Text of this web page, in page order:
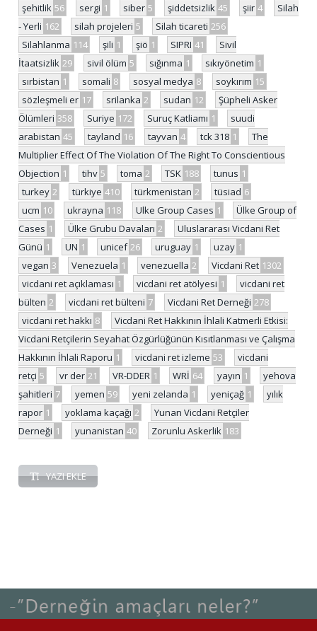
şehitlik 56 sergi 1 siber 5 şiddetsizlik 45 şiir 4
Silah
- Yerli 162 silah projeleri 5 Silah ticareti 256
Silahlanma 114 şili 1 şiö 1 SIPRI 41
Sivil
İtaatsizlik 29 sivil ölüm 5 sığınma 1 sıkıyönetim 1
sırbistan 1 somali 8 sosyal medya 8 soykırım 15
sözleşmeli er 17 srilanka 2 sudan 12
Şüpheli Asker
Ölümleri 358 Suriye 172 Suruç Katliamı 1
suudi
arabistan 45 tayland 16 tayvan 4 tck 318 1
The
Multiplier Effect Of The Violation Of The Right To Conscientious
Objection 1 tihv 5 toma 2 TSK 188 tunus 1
turkey 2 türkiye 410 türkmenistan 2 tüsiad 6
ucm 10 ukrayna 118 Ulke Group Cases 1
Ülke Group of
Cases 1 Ülke Grubu Davaları 2
Uluslararası Vicdani Ret
Günü 1 UN 1 unicef 26 uruguay 1 uzay 1
vegan 3 Venezuela 1 venezuella 2 Vicdani Ret 1302
vicdani ret açıklaması 1 vicdani ret atölyesi 1
vicdani ret
bülten 2 vicdani ret bülteni 7 Vicdani Ret Derneği 278
vicdani ret hakkı 8
Vicdani Ret Hakkının İhlali Katmerli Etkisi:
Vicdani Retçilerin Seyahat Özgürlüğünün Kısıtlanması ve Çalışma
Hakkının İhlali Raporu 1 vicdani ret izleme 53
vicdani
retçi 5 vr der 21 VR-DDER 1 WRİ 64 yayın 1
yehova
şahitleri 7 yemen 59 yeni zelanda 1 yeniçağ 1
yılık
rapor 1 yoklama kaçağı 2
Yunan Vicdani Retçiler
Derneği 1 yunanistan 40 Zorunlu Askerlik 183
YAZI EKLE